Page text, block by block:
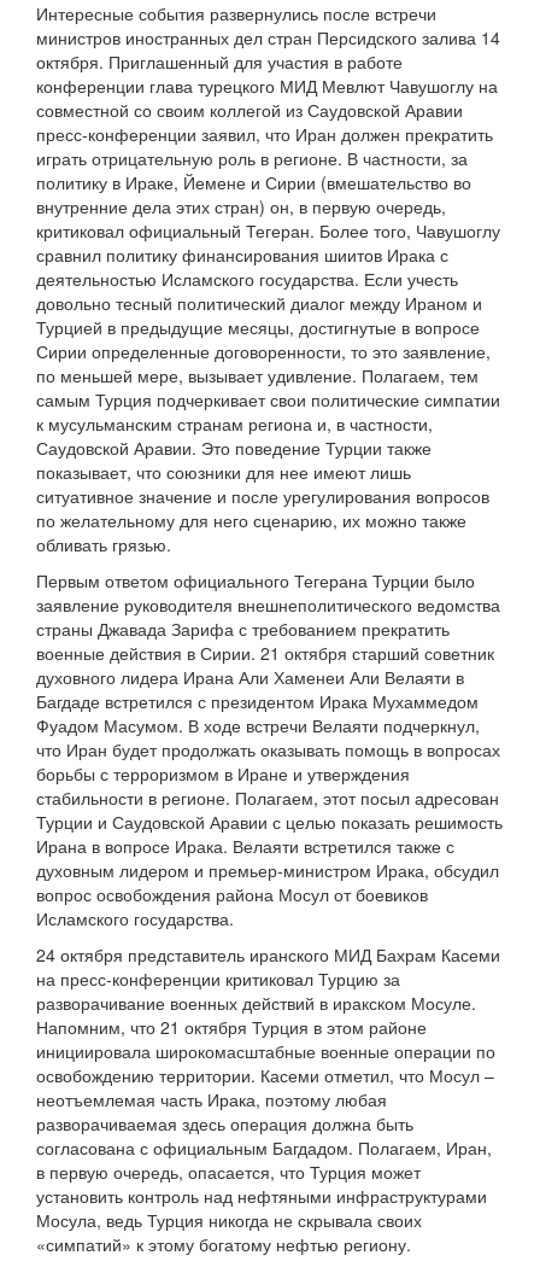
Интересные события развернулись после встречи
министров иностранных дел стран Персидского залива 14
октября. Приглашенный для участия в работе
конференции глава турецкого МИД Мевлют Чавушоглу на
совместной со своим коллегой из Саудовской Аравии
пресс-конференции заявил, что Иран должен прекратить
играть отрицательную роль в регионе. В частности, за
политику в Ираке, Йемене и Сирии (вмешательство во
внутренние дела этих стран) он, в первую очередь,
критиковал официальный Тегеран. Более того, Чавушоглу
сравнил политику финансирования шиитов Ирака с
деятельностью Исламского государства. Если учесть
довольно тесный политический диалог между Ираном и
Турцией в предыдущие месяцы, достигнутые в вопросе
Сирии определенные договоренности, то это заявление,
по меньшей мере, вызывает удивление. Полагаем, тем
самым Турция подчеркивает свои политические симпатии
к мусульманским странам региона и, в частности,
Саудовской Аравии. Это поведение Турции также
показывает, что союзники для нее имеют лишь
ситуативное значение и после урегулирования вопросов
по желательному для него сценарию, их можно также
обливать грязью.
Первым ответом официального Тегерана Турции было
заявление руководителя внешнеполитического ведомства
страны Джавада Зарифа с требованием прекратить
военные действия в Сирии. 21 октября старший советник
духовного лидера Ирана Али Хаменеи Али Велаяти в
Багдаде встретился с президентом Ирака Мухаммедом
Фуадом Масумом. В ходе встречи Велаяти подчеркнул,
что Иран будет продолжать оказывать помощь в вопросах
борьбы с терроризмом в Иране и утверждения
стабильности в регионе. Полагаем, этот посыл адресован
Турции и Саудовской Аравии с целью показать решимость
Ирана в вопросе Ирака. Велаяти встретился также с
духовным лидером и премьер-министром Ирака, обсудил
вопрос освобождения района Мосул от боевиков
Исламского государства.
24 октября представитель иранского МИД Бахрам Касеми
на пресс-конференции критиковал Турцию за
разворачивание военных действий в иракском Мосуле.
Напомним, что 21 октября Турция в этом районе
инициировала широкомасштабные военные операции по
освобождению территории. Касеми отметил, что Мосул –
неотъемлемая часть Ирака, поэтому любая
разворачиваемая здесь операция должна быть
согласована с официальным Багдадом. Полагаем, Иран,
в первую очередь, опасается, что Турция может
установить контроль над нефтяными инфраструктурами
Мосула, ведь Турция никогда не скрывала своих
«симпатий» к этому богатому нефтью региону.